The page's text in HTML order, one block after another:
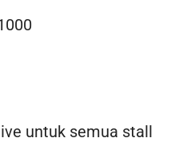
untuk semua stall